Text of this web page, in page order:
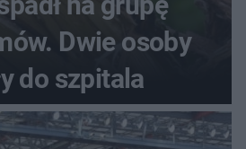
Dwie osoby
do szpitala